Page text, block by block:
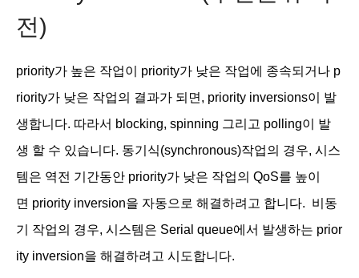
전)
priority가 높은 작업이 priority가 낮은 작업에 종속되거나 p
riority가 낮은 작업의 결과가 되면, priority inversions이 발
생합니다. 따라서 blocking, spinning 그리고 polling이 발
생 할 수 있습니다. 동기식(synchronous)작업의 경우, 시스
템은 역전 기간동안 priority가 낮은 작업의 QoS를 높이
면 priority inversion을 자동으로 해결하려고 합니다. 비동
기 작업의 경우, 시스템은 Serial queue에서 발생하는 prior
ity inversion을 해결하려고 시도합니다.